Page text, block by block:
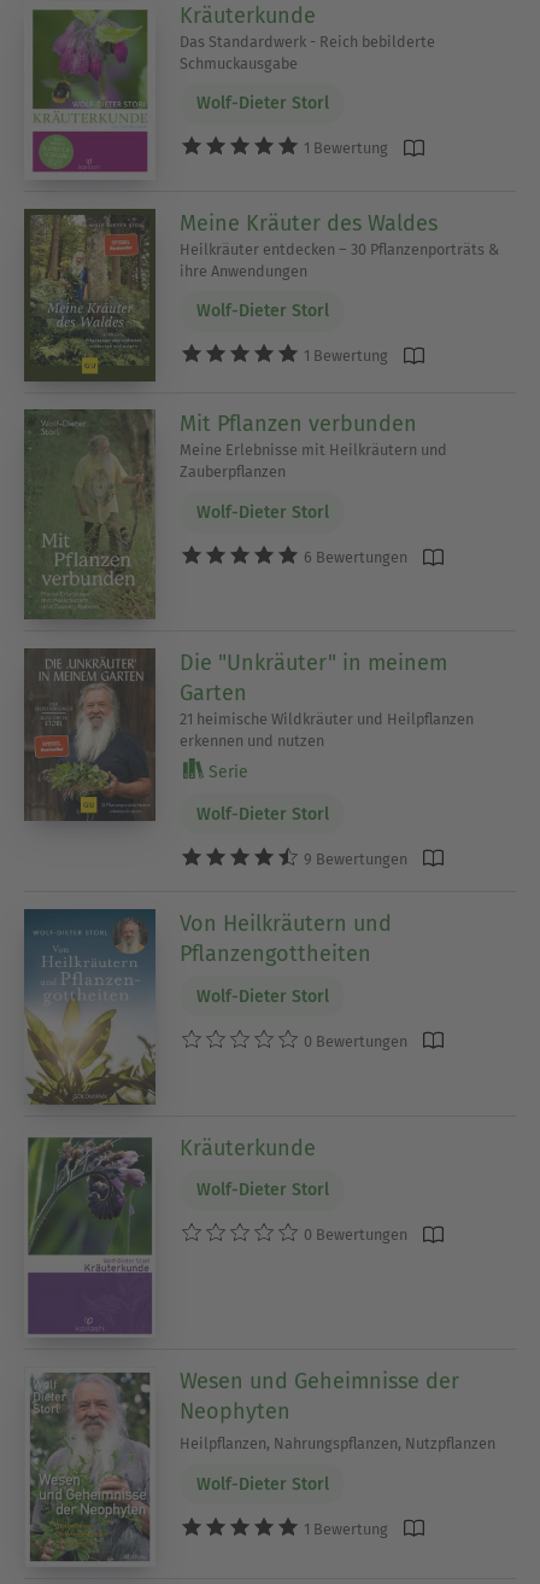
Kräuterkunde
Das Standardwerk - Reich bebilderte
Schmuckausgabe
Wolf-Dieter Storl
1 Bewertung
Meine Kräuter des Waldes
Heilkräuter entdecken – 30 Pflanzenporträts &
ihre Anwendungen
Wolf-Dieter Storl
1 Bewertung
Mit Pflanzen verbunden
Meine Erlebnisse mit Heilkräutern und
Zauberpflanzen
Wolf-Dieter Storl
6 Bewertungen
Die "Unkräuter" in meinem
Garten
21 heimische Wildkräuter und Heilpflanzen
erkennen und nutzen
Serie
Wolf-Dieter Storl
9 Bewertungen
Von Heilkräutern und
Pflanzengottheiten
Wolf-Dieter Storl
0 Bewertungen
Kräuterkunde
Wolf-Dieter Storl
0 Bewertungen
Wesen und Geheimnisse der
Neophyten
Heilpflanzen, Nahrungspflanzen, Nutzpflanzen
Wolf-Dieter Storl
1 Bewertung